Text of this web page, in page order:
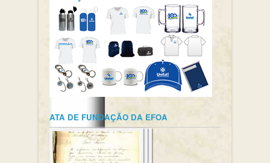
ATA DE FUNDAÇÃO DA EFOA